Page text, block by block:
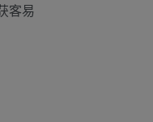
客易